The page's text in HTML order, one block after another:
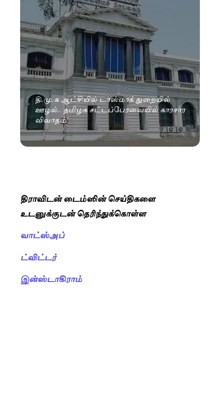
தி.மு.க ஆட்சியில் டாஸ்மாக் துறையில்
ஊழல்.. தமிழக சட்டப்பேரவையில் காரசார
விவாதம்!
திராவிடன் டைம்ஸின் செய்திகளை
உடனுக்குடன் தெரிந்துக்கொள்ள
வாட்ஸ்அப்
ட்விட்டர்
இன்ஸ்டாகிராம்